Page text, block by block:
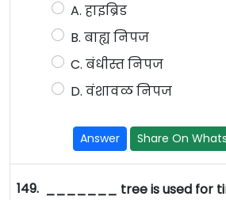
A. हाइब्रिड
B. बाह्य निपज
C. बंधीस्त निपज
D. वंशावळ निपज
Answer Share On
149. _______ tree is used for